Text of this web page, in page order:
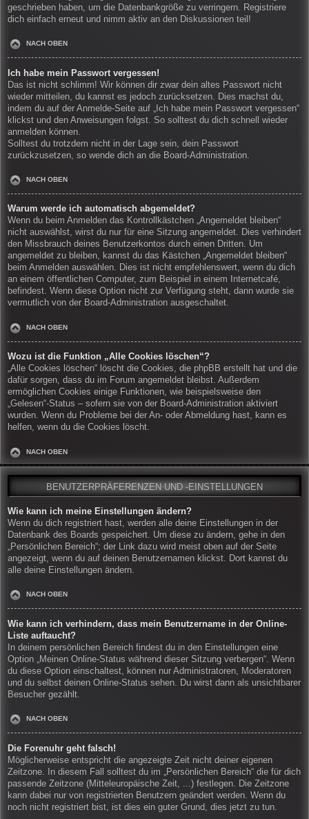
geschrieben haben, um die Datenbankgröße zu verringern. Registriere
dich einfach erneut und nimm aktiv an den Diskussionen teil!
NACH OBEN
Ich habe mein Passwort vergessen!
Das ist nicht schlimm! Wir können dir zwar dein altes Passwort nicht
wieder mitteilen, du kannst es jedoch zurücksetzen. Dies machst du,
indem du auf der Anmelde-Seite auf „Ich habe mein Passwort vergessen“
klickst und den Anweisungen folgst. So solltest du dich schnell wieder
anmelden können.
Solltest du trotzdem nicht in der Lage sein, dein Passwort
zurückzusetzen, so wende dich an die Board-Administration.
NACH OBEN
Warum werde ich automatisch abgemeldet?
Wenn du beim Anmelden das Kontrollkästchen „Angemeldet bleiben“
nicht auswählst, wirst du nur für eine Sitzung angemeldet. Dies verhindert
den Missbrauch deines Benutzerkontos durch einen Dritten. Um
angemeldet zu bleiben, kannst du das Kästchen „Angemeldet bleiben“
beim Anmelden auswählen. Dies ist nicht empfehlenswert, wenn du dich
an einem öffentlichen Computer, zum Beispiel in einem Internetcafé,
befindest. Wenn diese Option nicht zur Verfügung steht, dann wurde sie
vermutlich von der Board-Administration ausgeschaltet.
NACH OBEN
Wozu ist die Funktion „Alle Cookies löschen“?
„Alle Cookies löschen“ löscht die Cookies, die phpBB erstellt hat und die
dafür sorgen, dass du im Forum angemeldet bleibst. Außerdem
ermöglichen Cookies einige Funktionen, wie beispielsweise den
„Gelesen“-Status – sofern sie von der Board-Administration aktiviert
wurden. Wenn du Probleme bei der An- oder Abmeldung hast, kann es
helfen, wenn du die Cookies löscht.
NACH OBEN
BENUTZERPRÄFERENZEN UND -EINSTELLUNGEN
Wie kann ich meine Einstellungen ändern?
Wenn du dich registriert hast, werden alle deine Einstellungen in der
Datenbank des Boards gespeichert. Um diese zu ändern, gehe in den
„Persönlichen Bereich“; der Link dazu wird meist oben auf der Seite
angezeigt, wenn du auf deinen Benutzernamen klickst. Dort kannst du
alle deine Einstellungen ändern.
NACH OBEN
Wie kann ich verhindern, dass mein Benutzername in der Online-
Liste auftaucht?
In deinem persönlichen Bereich findest du in den Einstellungen eine
Option „Meinen Online-Status während dieser Sitzung verbergen“. Wenn
du diese Option einschaltest, können nur Administratoren, Moderatoren
und du selbst deinen Online-Status sehen. Du wirst dann als unsichtbarer
Besucher gezählt.
NACH OBEN
Die Forenuhr geht falsch!
Möglicherweise entspricht die angezeigte Zeit nicht deiner eigenen
Zeitzone. In diesem Fall solltest du im „Persönlichen Bereich“ die für dich
passende Zeitzone (Mitteleuropäische Zeit, ...) festlegen. Die Zeitzone
kann dabei nur von registrierten Benutzern geändert werden. Wenn du
noch nicht registriert bist, ist dies ein guter Grund, dies jetzt zu tun.